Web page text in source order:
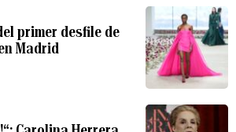
primer desfile de
Madrid